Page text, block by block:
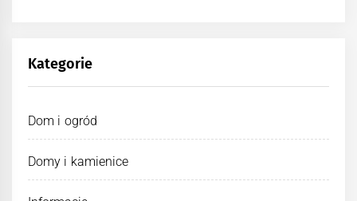
Kategorie
Dom i ogród
Domy i kamienice